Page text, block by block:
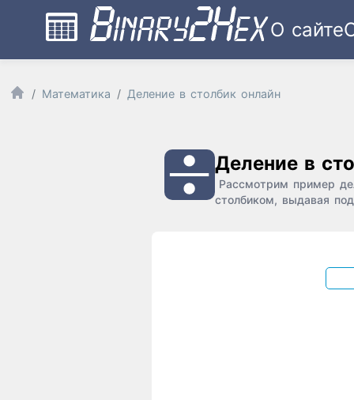
О сайте
Математика Деление в столбик онлайн
Деление в
Рассмотрим пример
столбиком, выдавая